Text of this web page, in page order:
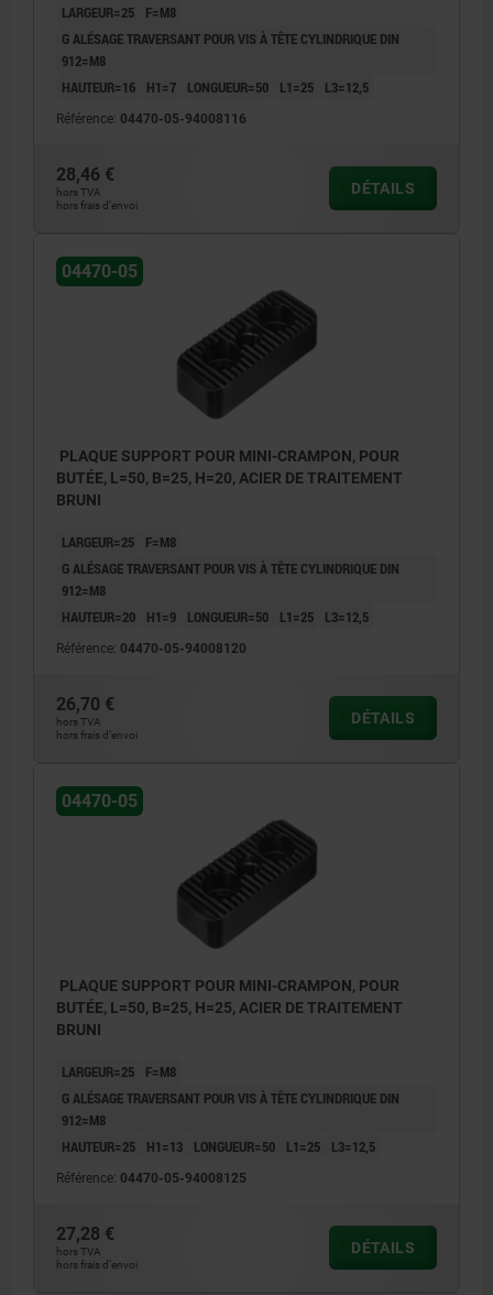
LARGEUR=25
F=M8
G ALÉSAGE TRAVERSANT POUR VIS À TÊTE CYLINDRIQUE DIN
912=M8
HAUTEUR=16
H1=7 LONGUEUR=50 L1=25 L3=12,5
Référence: 04470-05-94008116
28,46 €
hors TVA
hors frais d’envoi
DÉTAILS
04470-05
PLAQUE SUPPORT POUR MINI-CRAMPON, POUR
BUTÉE, L=50, B=25, H=20, ACIER DE TRAITEMENT
BRUNI
LARGEUR=25
F=M8
G ALÉSAGE TRAVERSANT POUR VIS À TÊTE CYLINDRIQUE DIN
912=M8
HAUTEUR=20
H1=9 LONGUEUR=50 L1=25 L3=12,5
Référence: 04470-05-94008120
26,70 €
hors TVA
hors frais d’envoi
DÉTAILS
04470-05
PLAQUE SUPPORT POUR MINI-CRAMPON, POUR
BUTÉE, L=50, B=25, H=25, ACIER DE TRAITEMENT
BRUNI
LARGEUR=25
F=M8
G ALÉSAGE TRAVERSANT POUR VIS À TÊTE CYLINDRIQUE DIN
912=M8
HAUTEUR=25
H1=13 LONGUEUR=50 L1=25 L3=12,5
Référence: 04470-05-94008125
27,28 €
hors TVA
hors frais d’envoi
DÉTAILS